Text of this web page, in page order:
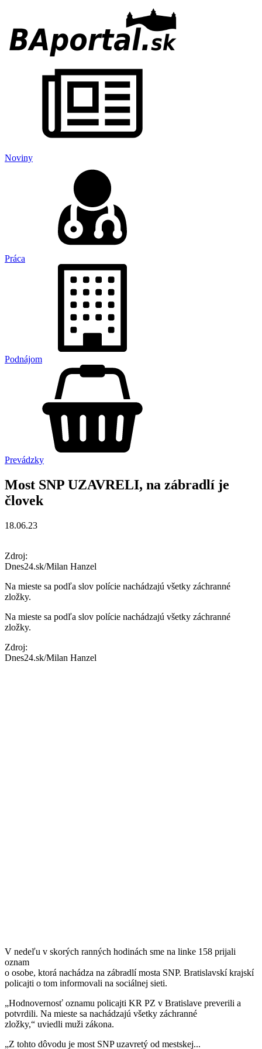
Noviny
Práca
Podnájom
Prevádzky
Most SNP UZAVRELI, na zábradlí je
človek
18.06.23
Zdroj:
Dnes24.sk/Milan Hanzel
Na mieste sa podľa slov polície nachádzajú všetky záchranné
zložky.
Na mieste sa podľa slov polície nachádzajú všetky záchranné
zložky.
Zdroj:
Dnes24.sk/Milan Hanzel
V nedeľu v skorých ranných hodinách sme na linke 158 prijali
oznam
o osobe, ktorá nachádza na zábradlí mosta SNP. Bratislavskí krajskí
policajti o tom informovali na sociálnej sieti.
„Hodnovernosť oznamu policajti KR PZ v Bratislave preverili a
potvrdili. Na mieste sa nachádzajú všetky záchranné
zložky,“ uviedli muži zákona.
„Z tohto dôvodu je most SNP uzavretý od mestskej...